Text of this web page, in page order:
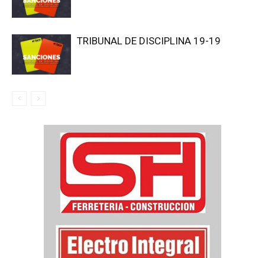
TRIBUNAL DE DISCIPLINA 19-19